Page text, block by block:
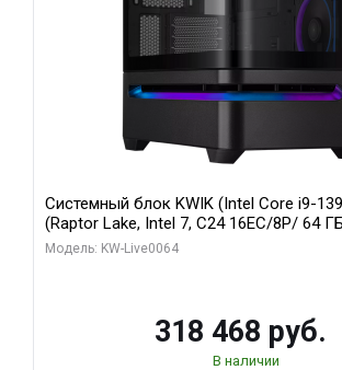
Системный блок KWIK (Intel Core i9-
(Raptor Lake, Intel 7, C24 16EC/8P/ 64
модуля)/ ASUS RTX5080 PROART OC
Модель: KW-Live0064
318 468 руб.
В наличии